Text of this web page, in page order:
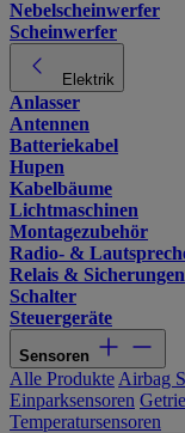
Nebelscheinwerfer
Scheinwerfer
Elektrik
Anlasser
Antennen
Batteriekabel
Hupen
Kabelbäume
Lichtmaschinen
Montagezubehör
Radio- &
Relais & Sicherungen
Schalter
Steuergeräte
Sensoren
Alle Produkte Airbag
Einparksensoren
Temperatursensoren